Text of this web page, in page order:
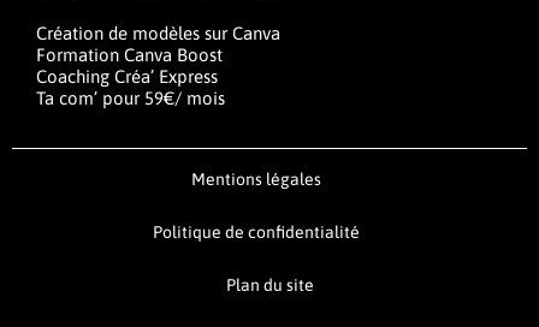
Création de modèles sur Canva
Formation Canva Boost
Coaching Créa’ Express
Ta com’ pour 59€/ mois
Mentions légales
Politique de confidentialité
Plan du site